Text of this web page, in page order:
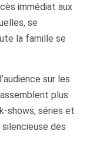
immédiat aux
se
la famille se
sur les
plus
shows, séries et
des